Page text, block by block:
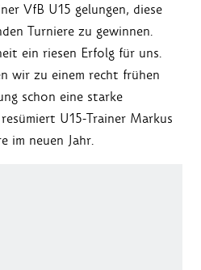
VfB U15 gelungen, diese
Turniere zu gewinnen.
ein riesen Erfolg für uns.
wir zu einem recht frühen
schon eine starke
U15-Trainer Markus
im neuen Jahr.